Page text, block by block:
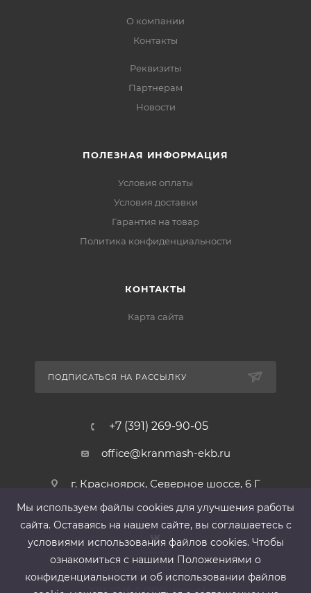
О компании
Контакты
Реквизиты
Партнерам
Новости
ПОЛЕЗНАЯ ИНФОРМАЦИЯ
Условия оплаты
Условия доставки
Гарантия на товар
Политика конфиденциальности
КОНТАКТЫ
Карта сайта
ПОДПИСАТЬСЯ НА РАССЫЛКУ
+7 (391) 269-90-05
office@kranmash-ekb.ru
г. Красноярск, Северное шоссе, 6 Г
2013-2026 ©ООО «КранМаш»
Мы используем файлы cооkies для улучшения работы
сайта. Оставаясь на нашем сайте, вы соглашаетесь с
условиями использования файлов cооkies. Чтобы
ознакомиться с нашими Положениями о
конфиденциальности и об использовании файлов